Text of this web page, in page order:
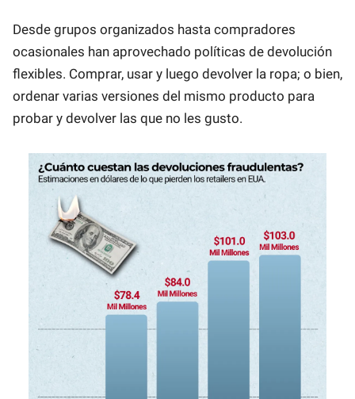
Desde grupos organizados hasta compradores
ocasionales han aprovechado políticas de devolución
flexibles. Comprar, usar y luego devolver la ropa; o bien,
ordenar varias versiones del mismo producto para
probar y devolver las que no les gusto.